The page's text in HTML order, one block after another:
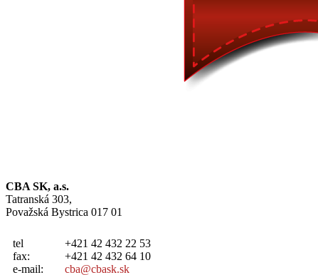
CBA SK, a.s.
Tatranská 303,
Považská Bystrica 017 01
tel
fax:
e-mail:
+421 42 432 22 53
+421 42 432 64 10
cba@cbask.sk